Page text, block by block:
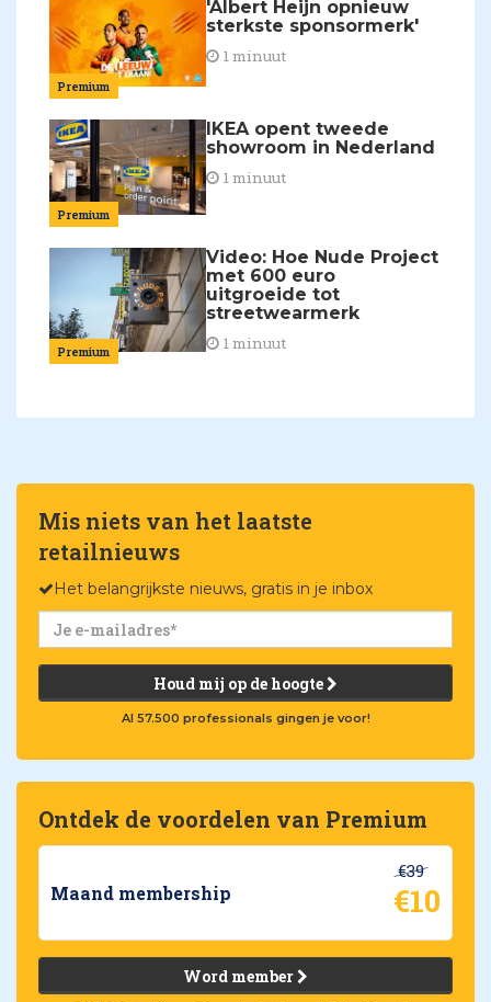
Premium
'Albert Heijn opnieuw
sterkste sponsormerk'
1 minuut
Premium
IKEA opent tweede
showroom in Nederland
1 minuut
Premium
Video: Hoe Nude Project
met 600 euro
uitgroeide tot
streetwearmerk
1 minuut
Mis niets van het laatste
retailnieuws
Het belangrijkste nieuws, gratis in je inbox
Houd mij op de hoogte
Al 57.500 professionals gingen je voor!
Ontdek de voordelen van Premium
Maand membership
€39
€10
Word member